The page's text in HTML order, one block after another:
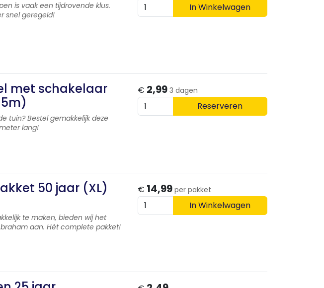
In Winkelwagen
is vaak een tijdrovende klus.
snel geregeld!
€ 2,99 3 dagen
Reserveren
met schakelaar
tuin? Bestel gemakkelijk deze
lang!
€ 14,99 per pakket
In Winkelwagen
50 jaar (XL)
te maken, bieden wij het
aan. Hèt complete pakket!